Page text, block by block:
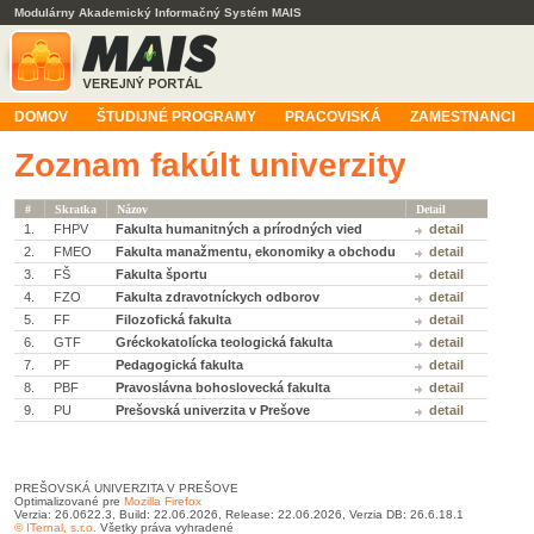
Modulárny Akademický Informačný Systém MAIS
DOMOV ŠTUDIJNÉ PROGRAMY PRACOVISKÁ ZAMESTNANCI
Zoznam fakúlt univerzity
# Skratka Názov Detail
1. FHPV Fakulta humanitných a prírodných vied
detail
2.
FMEO Fakulta manažmentu, ekonomiky a obchodu
detail
3.
FŠ Fakulta športu
detail
4.
FZO Fakulta zdravotníckych odborov
detail
5.
FF Filozofická fakulta
detail
6.
GTF Gréckokatolícka teologická fakulta
detail
7.
PF Pedagogická fakulta
detail
8.
PBF Pravoslávna bohoslovecká fakulta
detail
9.
PU Prešovská univerzita v Prešove detail
PREŠOVSKÁ UNIVERZITA V PREŠOVE
Optimalizované pre Mozilla Firefox
Verzia: 26.0622.3, Build: 22.06.2026, Release: 22.06.2026, Verzia DB: 26.6.18.1
© ITernal, s.r.o. Všetky práva vyhradené